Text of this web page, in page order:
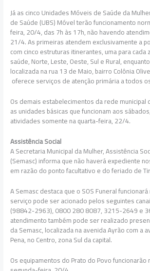
Já as cinco Unidades Móveis de Saúde da
de Saúde (UBS) Móvel terão funcionamento
feira, 20/4, das 7h às 17h, não havendo
21/4. As primeiras atendem exclusivamente a
com cinco estruturas itinerantes, uma para
saúde, Norte, Leste, Oeste, Sul e Rural,
localizada na rua 13 de Maio, bairro Colônia
oferece serviços de atenção primária a todos
Os demais estabelecimentos da rede municipal
as unidades básicas que funcionam aos
atividades somente na quarta-feira, 22/4.
Assistência Social
A Secretaria Municipal da Mulher, Assistência
(Semasc) informa que não haverá expediente
em razão do ponto facultativo e do feriado de
A Semasc destaca que o SOS Funeral
serviço pode ser acionado pelos seguintes
(98842-2963), 0800 280 8087, 3215-2649 e
atendimento também pode ser realizado
da Semasc, localizada na avenida Ayrão com a
Pena, no Centro, zona Sul da capital.
Os equipamentos do Prato do Povo